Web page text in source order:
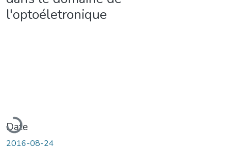
l'optoéletronique
Date
2016-08-24